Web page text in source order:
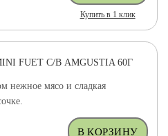
Купить в 1 клик
FUET С/В AMGUSTIA 60Г
нежное мясо и сладкая